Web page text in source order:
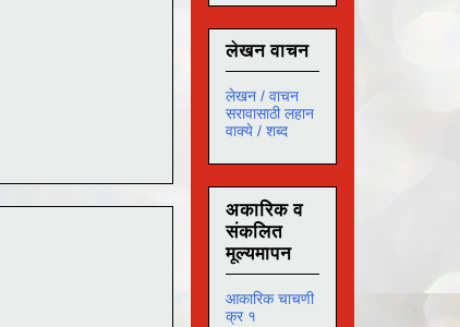
लेखन वाचन
लेखन / वाचन
सरावासाठी लहान
वाक्ये / शब्द
अकारिक व
संकलित
मूल्यमापन
आकारिक चाचणी
क्र १